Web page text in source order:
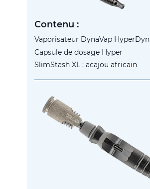
Contenu :
Vaporisateur DynaVap HyperDyn
Capsule de dosage Hyper
SlimStash XL : acajou africain